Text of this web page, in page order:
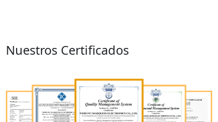
Nuestros Certificados